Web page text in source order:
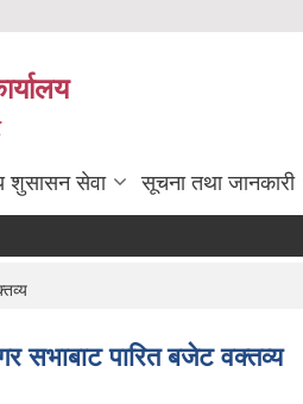
शुसासन सेवा सूचना तथा जानकारी
सभाबाट पारित बजेट वक्तव्य